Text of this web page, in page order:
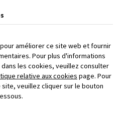
directement en ligne par carte
améliorer ce site web et fournir
Pour plus d'informations
les cookies, veuillez consulter
relative aux cookies page. Pour
veuillez cliquer sur le bouton